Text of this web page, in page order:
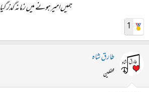
ہمیں امیر ہونے میں زمانہ گذر گیا
1
طارق شاہ
محفلین